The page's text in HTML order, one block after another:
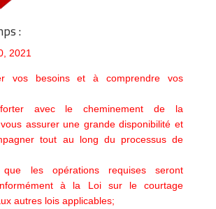
:
2021
vos besoins et à comprendre vos
avec le cheminement de la
assurer une grande disponibilité et
tout au long du processus de
que les opérations requises seront
à la Loi sur le courtage
autres lois applicables;